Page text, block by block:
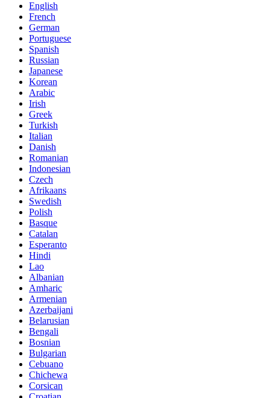
English
French
German
Portuguese
Spanish
Russian
Japanese
Korean
Arabic
Irish
Greek
Turkish
Italian
Danish
Romanian
Indonesian
Czech
Afrikaans
Swedish
Polish
Basque
Catalan
Esperanto
Hindi
Lao
Albanian
Amharic
Armenian
Azerbaijani
Belarusian
Bengali
Bosnian
Bulgarian
Cebuano
Chichewa
Corsican